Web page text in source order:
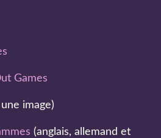
Games
image)
(anglais, allemand et